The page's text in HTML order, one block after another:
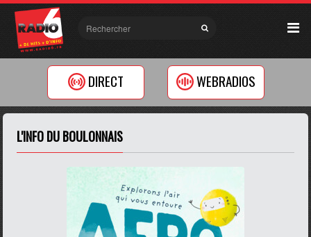
DIRECT WEBRADIOS
L'INFO DU BOULONNAIS